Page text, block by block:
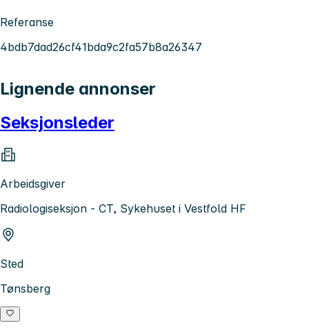
Referanse
4bdb7dad26cf41bda9c2fa57b8a26347
Lignende annonser
Seksjonsleder
Arbeidsgiver
Radiologiseksjon - CT, Sykehuset i Vestfold HF
Sted
Tønsberg